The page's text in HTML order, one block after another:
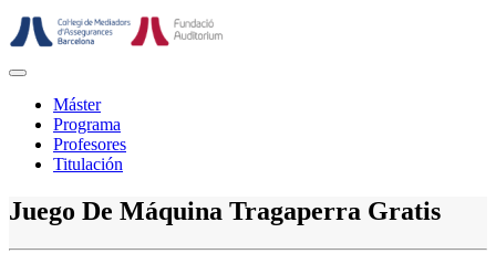
Saltar
al
Botón
abrir
Máster
Programa
Profesores
Titulación
Botón
de
Juego De Máquina Tragaperra Gratis